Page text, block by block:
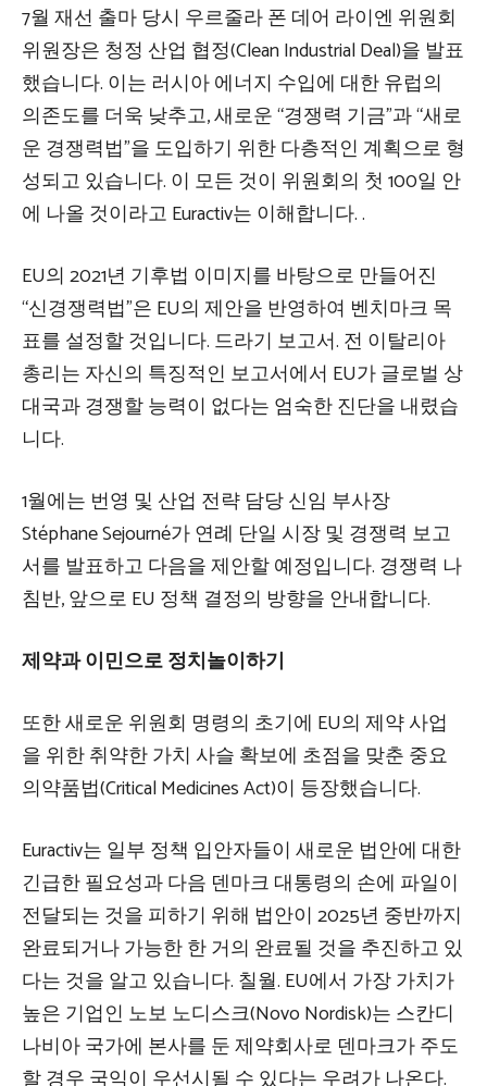
7월 재선 출마 당시 우르줄라 폰 데어 라이엔 위원회
위원장은 청정 산업 협정(Clean Industrial Deal)을 발표
했습니다. 이는 러시아 에너지 수입에 대한 유럽의
의존도를 더욱 낮추고, 새로운 “경쟁력 기금”과 “새로
운 경쟁력법”을 도입하기 위한 다층적인 계획으로 형
성되고 있습니다. 이 모든 것이 위원회의 첫 100일 안
에 나올 것이라고 Euractiv는 이해합니다. .
EU의 2021년 기후법 이미지를 바탕으로 만들어진
“신경쟁력법”은 EU의 제안을 반영하여 벤치마크 목
표를 설정할 것입니다. 드라기 보고서. 전 이탈리아
총리는 자신의 특징적인 보고서에서 EU가 글로벌 상
대국과 경쟁할 능력이 없다는 엄숙한 진단을 내렸습
니다.
1월에는 번영 및 산업 전략 담당 신임 부사장
Stéphane Sejourné가 연례 단일 시장 및 경쟁력 보고
서를 발표하고 다음을 제안할 예정입니다. 경쟁력 나
침반,앞으로 EU 정책 결정의 방향을 안내합니다.
제약과 이민으로 정치놀이하기
또한 새로운 위원회 명령의 초기에 EU의 제약 사업
을 위한 취약한 가치 사슬 확보에 초점을 맞춘 중요
의약품법(Critical Medicines Act)이 등장했습니다.
Euractiv는 일부 정책 입안자들이 새로운 법안에 대한
긴급한 필요성과 다음 덴마크 대통령의 손에 파일이
전달되는 것을 피하기 위해 법안이 2025년 중반까지
완료되거나 가능한 한 거의 완료될 것을 추진하고 있
다는 것을 알고 있습니다. 칠월. EU에서 가장 가치가
높은 기업인 노보 노디스크(Novo Nordisk)는 스칸디
나비아 국가에 본사를 둔 제약회사로 덴마크가 주도
할 경우 국익이 우선시될 수 있다는 우려가 나온다.